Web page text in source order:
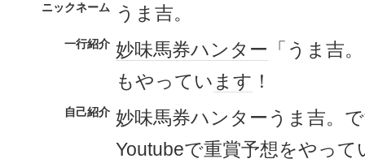
ニックネーム うま吉。
一行紹介 妙味馬券ハンター 「うま吉
もやってい ます ！
自己紹介 妙味馬券ハンターうま吉。
Youtubeで重賞予想をやって